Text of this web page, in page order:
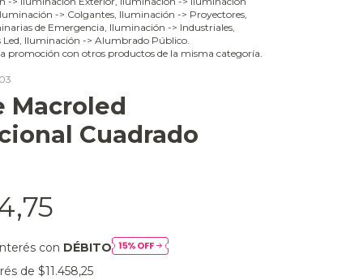
-> Colgantes, Iluminación -> Proyectores,
de Emergencia, Iluminación -> Industriales,
Led, Iluminación -> Alumbrado Público.
promoción con otros productos de la misma categoría.
Macroled
Cuadrado
con DÉBITO
de $11.458,25